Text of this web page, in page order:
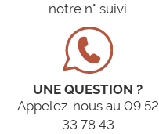
notre n° suivi
UNE QUESTION ?
Appelez-nous au 09 52
33 78 43